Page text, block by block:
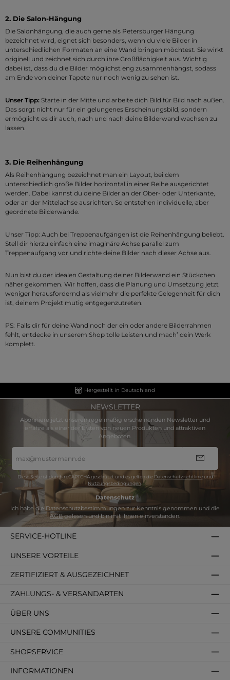
2. Die Salon-Hängung
Die Salonhängung, die auch gerne als Petersburger Hängung
bezeichnet wird, eignet sich besonders, wenn du viele Bilder in
unterschiedlichen Formaten an eine Wand bringen möchtest. Sie wirkt
originell und zeichnet sich durch ihre Großflächigkeit aus. Wichtig
dabei ist, dass du die Bilder möglichst eng zusammenhängst, sodass
am Ende von deiner Tapete nur noch wenig zu sehen ist.
Unser Tipp: Starte in der Mitte und arbeite dich Bild für Bild nach außen.
Das sorgt nicht nur für ein gelungenes Erscheinungsbild, sondern
ermöglicht es dir auch, nach und nach deine Bilderwand wachsen zu
lassen.
3. Die Reihenhängung
Als Reihenhängung bezeichnet man ein Layout, bei dem
unterschiedlich große Bilder horizontal in einer Reihe ausgerichtet
werden. Dabei kannst du deine Bilder an der Ober- oder Unterkante,
oder an der Mittelachse ausrichten. So entstehen individuelle, aber
geordnete Bilderwände.
Unser Tipp: Auch bei Treppenaufgängen ist die Reihenhängung beliebt.
Stell dir hierzu einfach eine imaginäre Achse parallel zum
Treppenaufgang vor und richte deine Bilder nach dieser Achse aus.
Nun bist du der idealen Gestaltung deiner Bilderwand ein Stückchen
näher gekommen. Wir hoffen, dass die Planung und Umsetzung jetzt
weniger herausfordernd als vielmehr die perfekte Gelegenheit für dich
ist, deinem Projekt mutig entgegenzutreten.
PS: Falls dir für deine Wand noch der ein oder andere Bilderrahmen
fehlt, entdecke in unserem Shop tolle Leisten und mach’ dein Werk
komplett.
Hergestellt in Deutschland
NEWSLETTER
Abonniere jetzt unseren regelmäßig erscheinenden Newsletter und
erfahre als einer der Ersten von neuen Produkten und attraktiven
Angeboten.
Mail-
Adresse
Diese Seite ist durch reCAPTCHA geschützt und es gelten die Datenschutzrichtlinieund
Nutzungsbedingungen.
Datenschutz
Ich habe die Datenschutzbestimmungenzur Kenntnis genommen und die
AGBgelesen und bin mit ihnen einverstanden.
SERVICE-HOTLINE
SHOPSERVICE
INFORMATIONEN
ZAHLUNGS- & VERSANDARTEN
ÜBER UNS
ZERTIFIZIERT & AUSGEZEICHNET
UNSERE VORTEILE
UNSERE COMMUNITIES